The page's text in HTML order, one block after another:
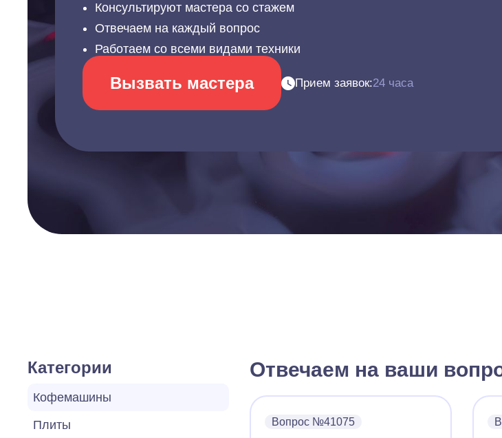
Консультируют мастера со стажем
Отвечаем на каждый вопрос
Работаем со всеми видами техники
Вызвать мастера Прием заявок:24 часа
Категории
Кофемашины
Плиты
Отвечаем на ваши
Вопрос №41075